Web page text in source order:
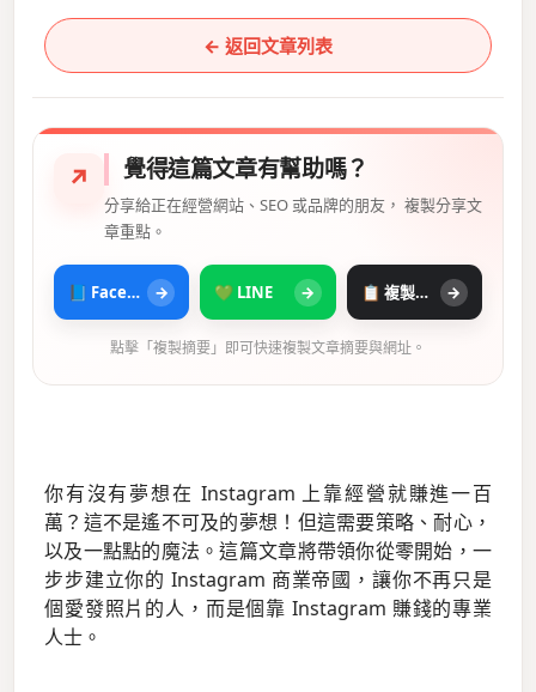
← 返回文章列表
↗ 覺得這篇文章有幫助嗎？
分享給正在經營網站、SEO 或品牌的朋友， 複製分享文
章重點。
📘 Facebook → 💚 LINE → 📋 複製摘要 →
點擊「複製摘要」即可快速複製文章摘要與網址。
你有沒有夢想在 Instagram 上靠經營就賺進一百
萬？這不是遙不可及的夢想！但這需要策略、耐心，
以及一點點的魔法。這篇文章將帶領你從零開始，一
步步建立你的 Instagram 商業帝國，讓你不再只是
個愛發照片的人，而是個靠 Instagram 賺錢的專業
人士。